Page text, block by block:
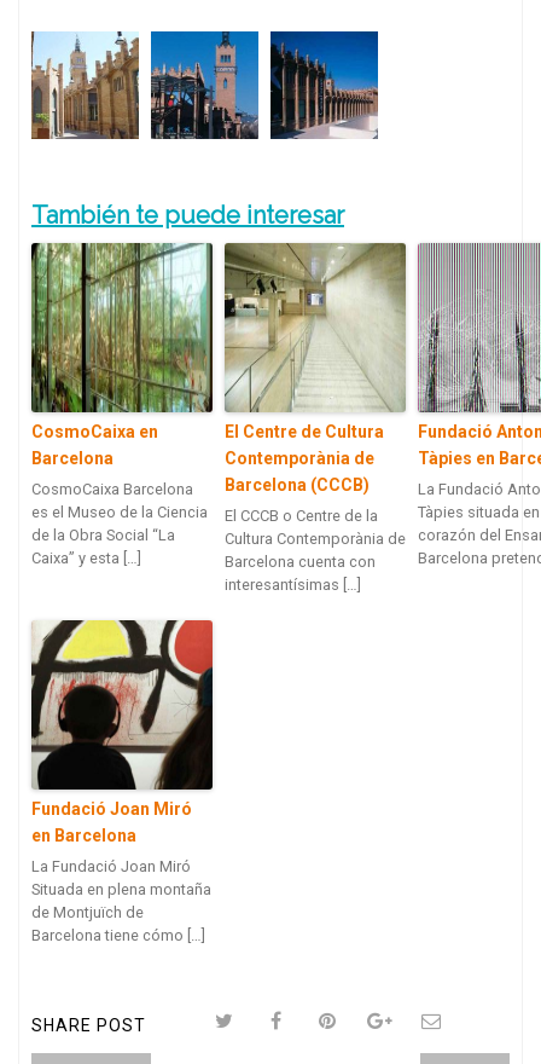
También te puede interesar
CosmoCaixa en
Barcelona
CosmoCaixa Barcelona
es el Museo de la Ciencia
de la Obra Social “La
Caixa” y esta […]
El Centre de Cultura
Contemporània de
Barcelona (CCCB)
El CCCB o Centre de la
Cultura Contemporània de
Barcelona cuenta con
interesantísimas […]
Fundació
Tàpies en
La Fundació
Tàpies situada
corazón del
Barcelona
Fundació Joan Miró
en Barcelona
La Fundació Joan Miró
Situada en plena montaña
de Montjuïch de
Barcelona tiene cómo […]
SHARE POST